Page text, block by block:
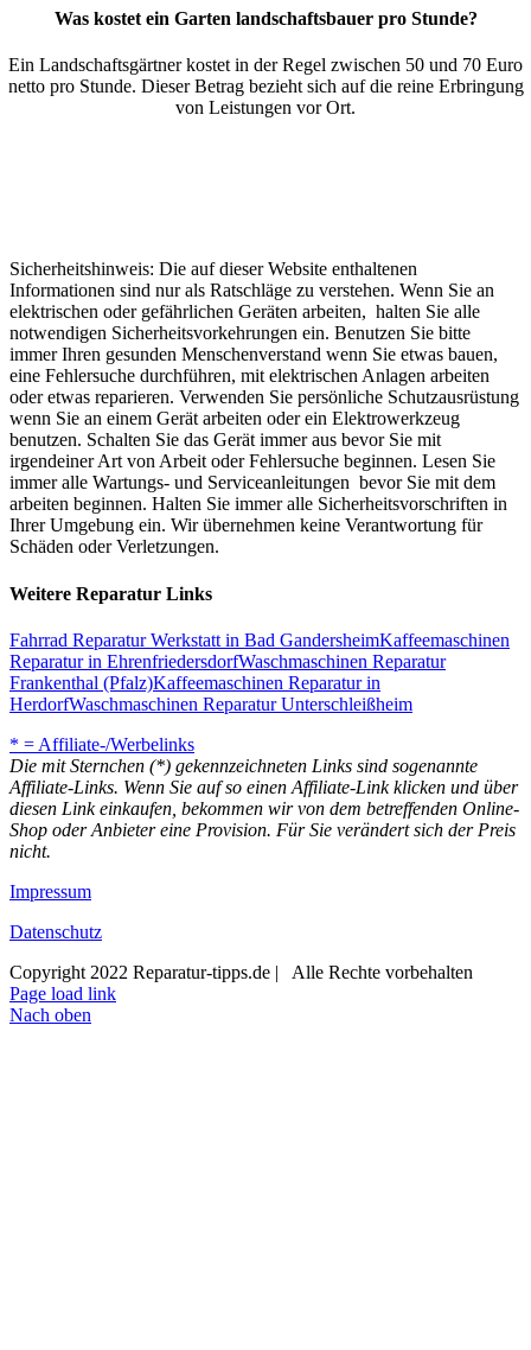
Was kostet ein Garten landschaftsbauer pro Stunde?
Ein Landschaftsgärtner kostet in der Regel zwischen 50 und 70 Euro
netto pro Stunde. Dieser Betrag bezieht sich auf die reine Erbringung
von Leistungen vor Ort.
Sicherheitshinweis: Die auf dieser Website enthaltenen
Informationen sind nur als Ratschläge zu verstehen. Wenn Sie an
elektrischen oder gefährlichen Geräten arbeiten, halten Sie alle
notwendigen Sicherheitsvorkehrungen ein. Benutzen Sie bitte
immer Ihren gesunden Menschenverstand wenn Sie etwas bauen,
eine Fehlersuche durchführen, mit elektrischen Anlagen arbeiten
oder etwas reparieren. Verwenden Sie persönliche Schutzausrüstung
wenn Sie an einem Gerät arbeiten oder ein Elektrowerkzeug
benutzen. Schalten Sie das Gerät immer aus bevor Sie mit
irgendeiner Art von Arbeit oder Fehlersuche beginnen. Lesen Sie
immer alle Wartungs- und Serviceanleitungen bevor Sie mit dem
arbeiten beginnen. Halten Sie immer alle Sicherheitsvorschriften in
Ihrer Umgebung ein. Wir übernehmen keine Verantwortung für
Schäden oder Verletzungen.
Weitere Reparatur Links
Fahrrad Reparatur Werkstatt in Bad GandersheimKaffeemaschinen
Reparatur in EhrenfriedersdorfWaschmaschinen Reparatur
Frankenthal (Pfalz)Kaffeemaschinen Reparatur in
HerdorfWaschmaschinen Reparatur Unterschleißheim
* = Affiliate-/Werbelinks
Die mit Sternchen (*) gekennzeichneten Links sind sogenannte
Affiliate-Links. Wenn Sie auf so einen Affiliate-Link klicken und über
diesen Link einkaufen, bekommen wir von dem betreffenden Online-
Shop oder Anbieter eine Provision. Für Sie verändert sich der Preis
nicht.
Impressum
Datenschutz
Copyright 2022 Reparatur-tipps.de | Alle Rechte vorbehalten
Page load link
Nach oben